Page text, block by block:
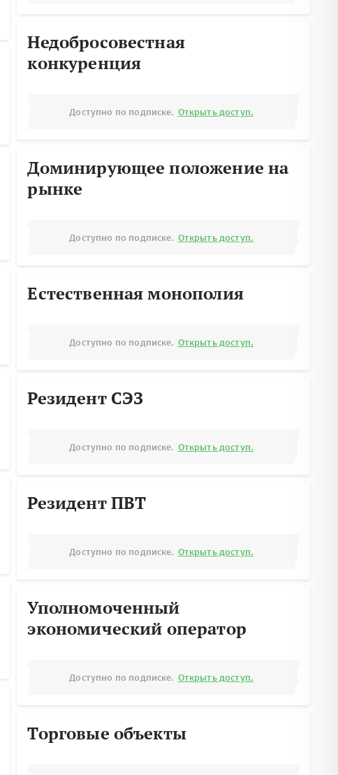
Недобросовестная
конкуренция
Доступно по подписке. Открыть доступ.
Доминирующее положение на
рынке
Доступно по подписке. Открыть доступ.
Естественная монополия
Доступно по подписке. Открыть доступ.
Резидент СЭЗ
Доступно по подписке. Открыть доступ.
Резидент ПВТ
Доступно по подписке. Открыть доступ.
Уполномоченный
экономический оператор
Доступно по подписке. Открыть доступ.
Торговые объекты